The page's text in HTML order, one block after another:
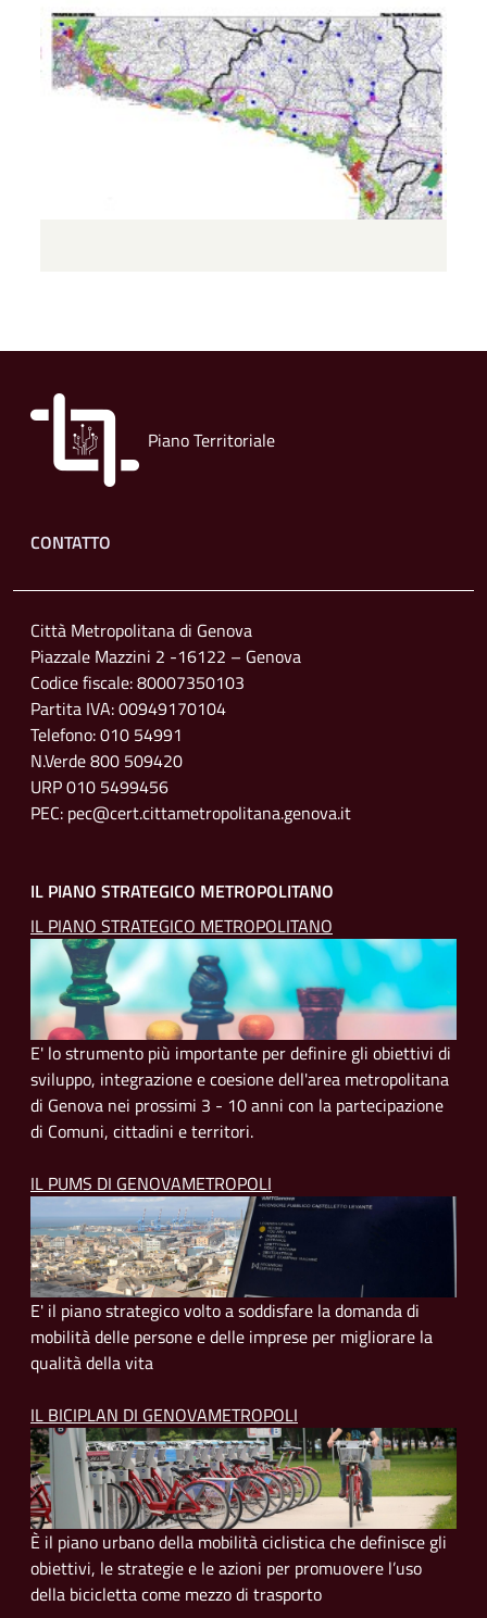
Piano Territoriale
Footer menu
CONTATTO
Città Metropolitana di Genova
Piazzale Mazzini 2 -16122 – Genova
Codice fiscale: 80007350103
Partita IVA: 00949170104
Telefono: 010 54991
N.Verde 800 509420
URP 010 5499456
PEC: pec@cert.cittametropolitana.genova.it
IL PIANO STRATEGICO METROPOLITANO
IL PIANO STRATEGICO METROPOLITANO
E' lo strumento più importante per definire gli obiettivi di
sviluppo, integrazione e coesione dell'area metropolitana
di Genova nei prossimi 3 - 10 anni con la partecipazione
di Comuni, cittadini e territori.
IL PUMS DI GENOVAMETROPOLI
E' il piano strategico volto a soddisfare la domanda di
mobilità delle persone e delle imprese per migliorare la
qualità della vita
IL BICIPLAN DI GENOVAMETROPOLI
È il piano urbano della mobilità ciclistica che definisce gli
obiettivi, le strategie e le azioni per promuovere l’uso
della bicicletta come mezzo di trasporto